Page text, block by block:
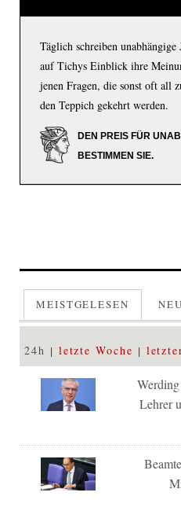
Täglich schreiben
auf Tichys Einblick ihre
jenen Fragen, die sonst oft all
den Teppich gekehrt werden.
DEN PREIS FÜR
BESTIMMEN SIE.
MEISTGELESEN NEU
24h letzte Woche
Lehrer